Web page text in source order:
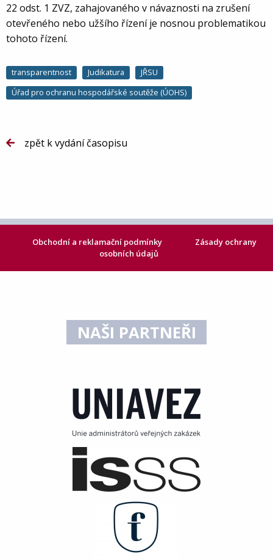
22 odst. 1 ZVZ, zahajovaného v návaznosti na zrušení
otevřeného nebo užšího řízení je nosnou problematikou
tohoto řízení.
transparentnost Judikatura
JŘSU
Úřad pro ochranu hospodářské soutěže (ÚOHS)
zpět k vydání časopisu
Obchodní a reklamační podmínky
Zásady ochrany
osobních údajů
NAŠI PARTNEŘI